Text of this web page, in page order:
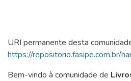
URI permanente desta
https://repositorio.fasipe.com.br/
Bem-vindo à comunidade de